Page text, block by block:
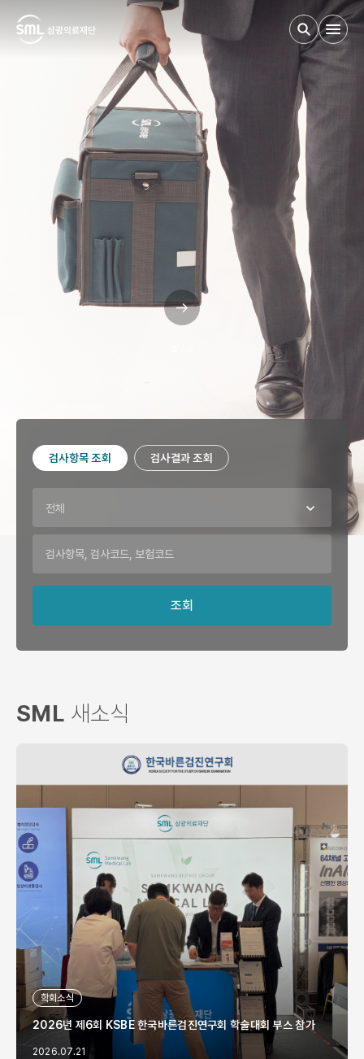
검사부 안내
검사 안내
임상연구
검사항목 조회
전체
조회
검사결과 조회
SML 새소식
학회소식
2026년 제6회 KSBE 한국바른검진연구회 학술대회 부스 참가
2026.07.21